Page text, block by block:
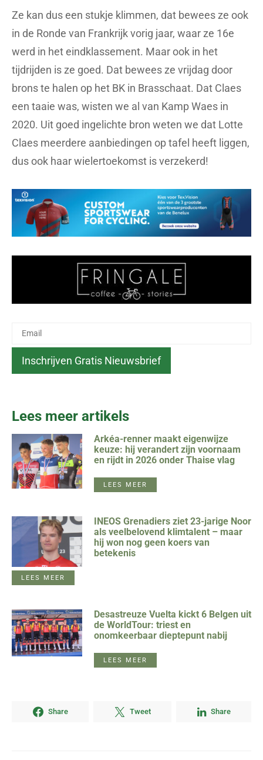
Ze kan dus een stukje klimmen, dat bewees ze ook
in de Ronde van Frankrijk vorig jaar, waar ze 16e
werd in het eindklassement. Maar ook in het
tijdrijden is ze goed. Dat bewees ze vrijdag door
brons te halen op het BK in Brasschaat. Dat Claes
een taaie was, wisten we al van Kamp Waes in
2020. Uit goed ingelichte bron weten we dat Lotte
Claes meerdere aanbiedingen op tafel heeft liggen,
dus ook haar wielertoekomst is verzekerd!
Lees meer artikels
Arkéa-renner maakt eigenwijze
keuze: hij verandert zijn voornaam
en rijdt in 2026 onder Thaise vlag
LEES MEER
INEOS Grenadiers ziet 23-jarige Noor
als veelbelovend klimtalent – maar
hij won nog geen koers van
betekenis
LEES MEER
Desastreuze Vuelta kickt 6 Belgen uit
de WorldTour: triest en
onomkeerbaar dieptepunt nabij
LEES MEER
Share Tweet Share